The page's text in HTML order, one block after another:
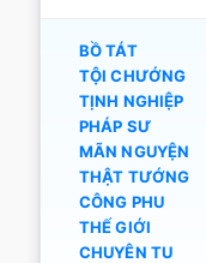
BỒ TÁT
TỘI CHƯỚNG
TỊNH NGHIỆP
PHÁP SƯ
MÃN NGUYỆN
THẬT TƯỚNG
CÔNG PHU
THẾ GIỚI
CHUYÊN TU